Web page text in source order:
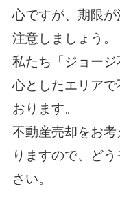
心ですが、期限
注意しましょう。
私たち 「ジョー
心としたエリア
おります。
不動産売却をお
りますので、どう
さい。